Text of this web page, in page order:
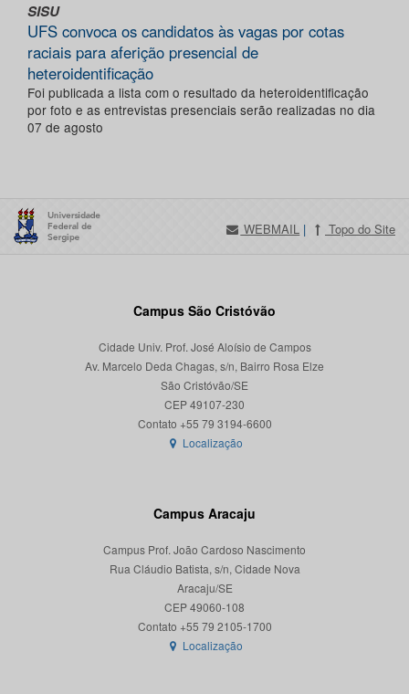
SISU
UFS convoca os candidatos às vagas por cotas
raciais para aferição presencial de
heteroidentificação
Foi publicada a lista com o resultado da heteroidentificação
por foto e as entrevistas presenciais serão realizadas no dia
07 de agosto
WEBMAIL | Topo do Site
Campus São Cristóvão
Cidade Univ. Prof. José Aloísio de Campos
Av. Marcelo Deda Chagas, s/n, Bairro Rosa Elze
São Cristóvão/SE
CEP 49107-230
Localização
Campus Aracaju
Campus Prof. João Cardoso Nascimento
Rua Cláudio Batista, s/n, Cidade Nova
Aracaju/SE
CEP 49060-108
Localização